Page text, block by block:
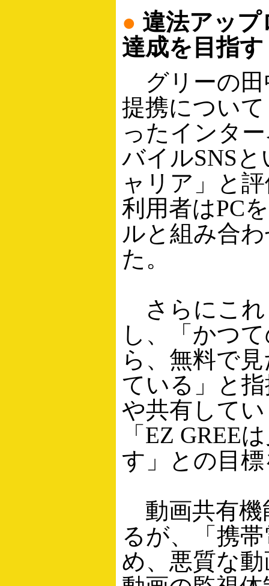
● 違法アップ
達成を目指す
グリーの田
提携につい
ったインタ
バイルSNS
ャリア」と
利用者はPC
ルと組み合
た。
さらにこれ
し、「かつ
ら、無料で
ている」と
や共有して
「EZ GREE
す」との目
動画共有機
るが、「携
め、悪質な